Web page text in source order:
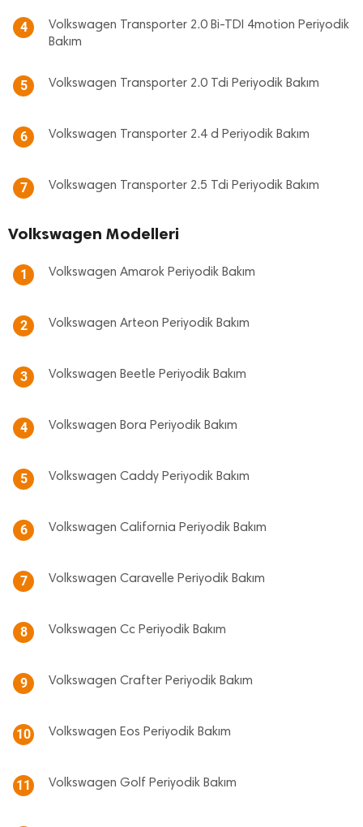
4
Volkswagen Transporter 2.0 Bi-TDI 4motion Periyodik
Bakım
5 Volkswagen Transporter 2.0 Tdi Periyodik Bakım
6 Volkswagen Transporter 2.4 d Periyodik Bakım
7 Volkswagen Transporter 2.5 Tdi Periyodik Bakım
Volkswagen Modelleri
1 Volkswagen Amarok Periyodik Bakım
2 Volkswagen Arteon Periyodik Bakım
3 Volkswagen Beetle Periyodik Bakım
4 Volkswagen Bora Periyodik Bakım
5 Volkswagen Caddy Periyodik Bakım
6 Volkswagen California Periyodik Bakım
7 Volkswagen Caravelle Periyodik Bakım
8 Volkswagen Cc Periyodik Bakım
9 Volkswagen Crafter Periyodik Bakım
10 Volkswagen Eos Periyodik Bakım
11 Volkswagen Golf Periyodik Bakım